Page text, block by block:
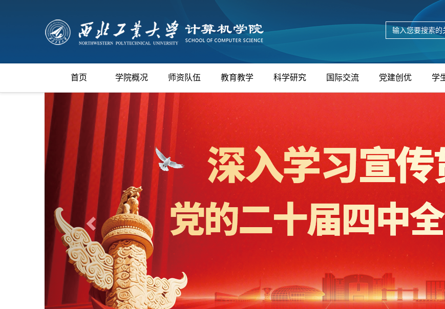
首页 学院概况 师资队伍 教育教学 科学研究 国际交流 党建创优 学
上
一
张